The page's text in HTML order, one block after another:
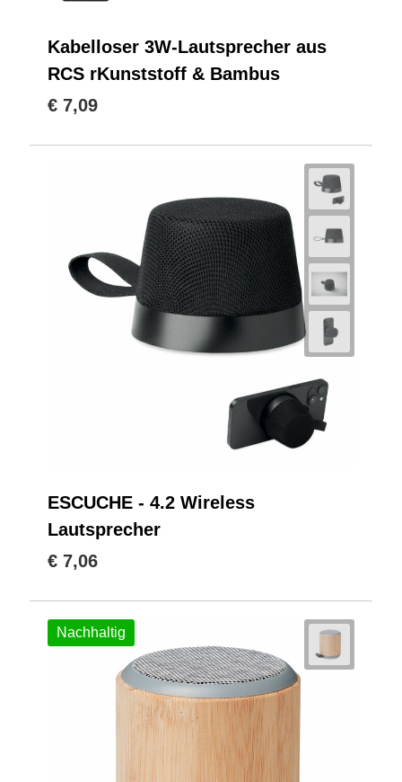
Kabelloser 3W-Lautsprecher aus
RCS rKunststoff & Bambus
€ 7,09
ESCUCHE - 4.2 Wireless
Lautsprecher
€ 7,06
Nachhaltig